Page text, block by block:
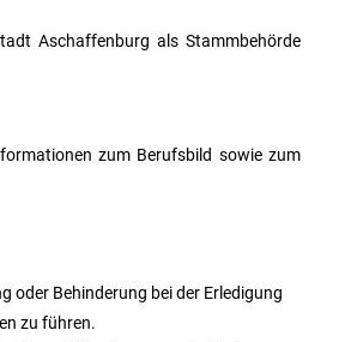
Aschaffenburg als Stammbehörde
zum Berufsbild sowie zum
oder Behinderung bei der Erledigung
zu führen.